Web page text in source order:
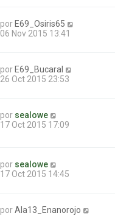
por E69_Osiris65
06 Nov 2015 13:41
por E69_Bucaral
26 Oct 2015 23:53
por sealowe
17 Oct 2015 17:09
por sealowe
17 Oct 2015 14:45
porAla13_Enanorojo